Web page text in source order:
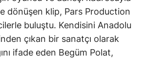
dönüşen klip, Pars Production
buluştu. Kendisini Anadolu
çıkan bir sanatçı olarak
ifade eden Begüm Polat,